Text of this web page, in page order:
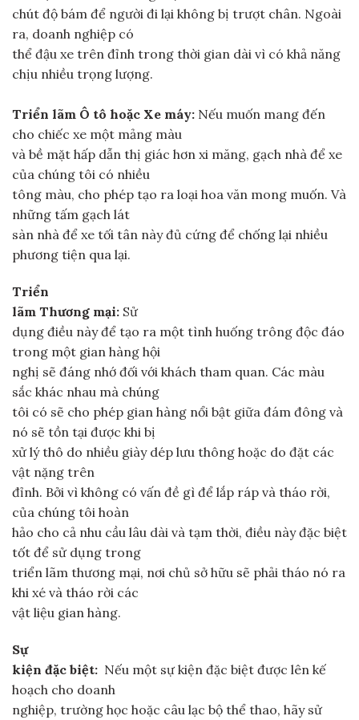
chút độ bám để người đi lại không bị trượt chân. Ngoài
ra, doanh nghiệp có
thể đậu xe trên đỉnh trong thời gian dài vì có khả năng
chịu nhiều trọng lượng.
Triển lãm Ô tô hoặc Xe máy: Nếu muốn mang đến
cho chiếc xe một mảng màu
và bề mặt hấp dẫn thị giác hơn xi măng, gạch nhà để xe
của chúng tôi có nhiều
tông màu, cho phép tạo ra loại hoa văn mong muốn. Và
những tấm gạch lát
sàn nhà để xe tối tân này đủ cứng để chống lại nhiều
phương tiện qua lại.
Triển
lãm Thương mại: Sử
dụng điều này để tạo ra một tình huống trông độc đáo
trong một gian hàng hội
nghị sẽ đáng nhớ đối với khách tham quan. Các màu
sắc khác nhau mà chúng
tôi có sẽ cho phép gian hàng nổi bật giữa đám đông và
nó sẽ tồn tại được khi bị
xử lý thô do nhiều giày dép lưu thông hoặc do đặt các
vật nặng trên
đỉnh. Bởi vì không có vấn đề gì để lắp ráp và tháo rời,
của chúng tôi hoàn
hảo cho cả nhu cầu lâu dài và tạm thời, điều này đặc biệt
tốt để sử dụng trong
triển lãm thương mại, nơi chủ sở hữu sẽ phải tháo nó ra
khi xé và tháo rời các
vật liệu gian hàng.
Sự
kiện đặc biệt: Nếu một sự kiện đặc biệt được lên kế
hoạch cho doanh
nghiệp, trường học hoặc câu lạc bộ thể thao, hãy sử